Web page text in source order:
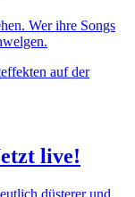
Wer ihre Songs
live!
düsterer und